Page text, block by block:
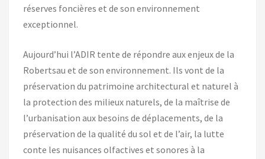
réserves foncières et de son environnement
exceptionnel.
Aujourd’hui l’ADIR tente de répondre aux enjeux de la
Robertsau et de son environnement. Ils vont de la
préservation du patrimoine architectural et naturel à
la protection des milieux naturels, de la maîtrise de
l’urbanisation aux besoins de déplacements, de la
préservation de la qualité du sol et de l’air, la lutte
conte les nuisances olfactives et sonores à la